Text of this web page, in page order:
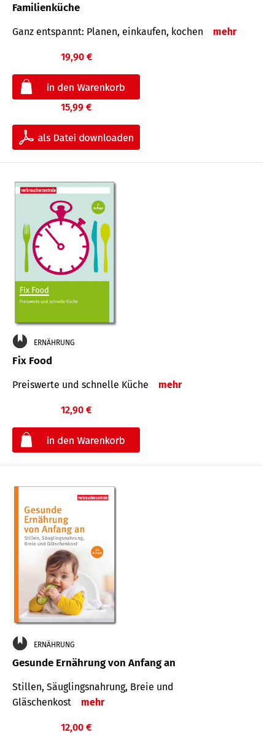
Familienküche
Ganz entspannt: Planen, einkaufen, kochen mehr
19,90 €
15,99 €
ERNÄHRUNG
Fix Food
Preiswerte und schnelle Küche mehr
12,90 €
ERNÄHRUNG
Gesunde Ernährung von Anfang an
Stillen, Säuglingsnahrung, Breie und
Gläschenkost
mehr
12,00 €